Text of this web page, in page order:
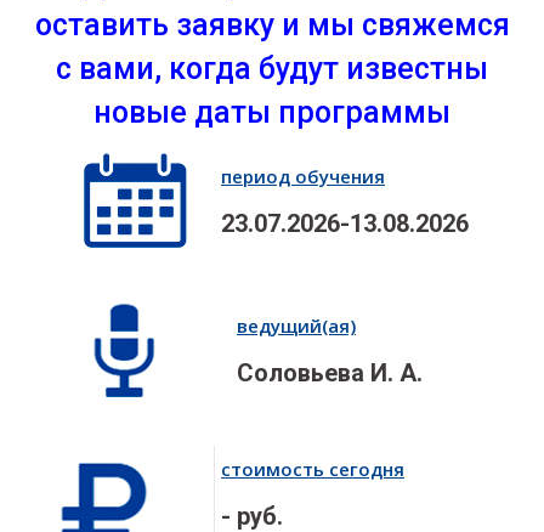
оставить заявку и мы свяжемся
с вами, когда будут известны
новые даты программы
период обучения
23.07.2026-13.08.2026
ведущий(ая)
Соловьева И. А.
стоимость сегодня
- руб.